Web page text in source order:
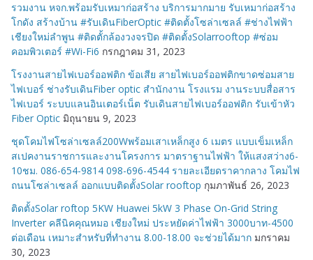
รวมงาน หจก.พร้อมรับเหมาก่อสร้าง บริการมากมาย รับเหมาก่อสร้าง
โกดัง สร้างบ้าน #รับเดินFiberOptic #ติดตั้งโซล่าเซลล์ #ช่างไฟฟ้า
เชียงใหม่ลำพูน #ติดตั้กล้องวงจรปิด #ติดตั้งSolarrooftop #ซ่อม
คอมพิวเตอร์ #Wi-Fi6 กรกฎาคม 31, 2023
โรงงานสายไฟเบอร์ออฟติก ข้อเสีย สายไฟเบอร์ออฟติกขาดซ่อมสาย
ไฟเบอร์ ช่างรับเดินFiber optic สำนักงาน โรงแรม งานระบบสื่อสาร
ไฟเบอร์ ระบบแลนอินเตอร์เน็ต รับเดินสายไฟเบอร์ออฟติก รับเข้าหัว
Fiber Optic มิถุนายน 9, 2023
ชุดโคมไฟโซล่าเซลล์200Wพร้อมเสาเหล็กสูง 6 เมตร แบบเข็มเหล็ก
สเปคงานราชการและงานโครงการ มาตราฐานไฟฟ้า ให้แสงสว่าง6-
10ชม. 086-654-9814 098-696-4544 รายละเอียดราคากลาง โคมไฟ
ถนนโซล่าเซลล์ ออกแบบติดตั้งSolar rooftop กุมภาพันธ์ 26, 2023
ติดตั้งSolar roftop 5KW Huawei 5kW 3 Phase On-Grid String
Inverter คลีนิคคุณหมอ เชียงใหม่ ประหยัดค่าไฟฟ้า 3000บาท-4500
ต่อเดือน เหมาะสำหรับที่ทำงาน 8.00-18.00 จะช่วยได้มาก มกราคม
30, 2023